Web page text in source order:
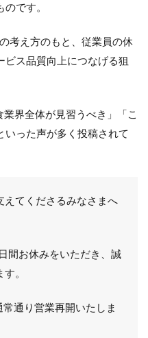
です。
考え方のもと、従業員の休
ビス品質向上につなげる狙
界全体が見習うべき」「こ
いった声が多く投稿されて
えてくださるみなさまへ
間お休みをいただき、誠
。
通り営業再開いたしま